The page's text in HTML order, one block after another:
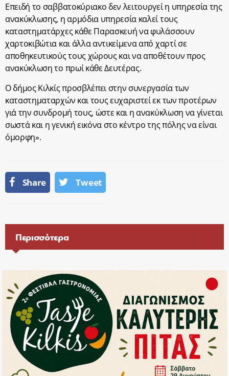
Επειδή το σαββατοκύριακο δεν λειτουργεί η υπηρεσία της
ανακύκλωσης, η αρμόδια υπηρεσία καλεί τους
καταστηματάρχες κάθε Παρασκευή να φυλάσσουν
χαρτοκιβώτια και άλλα αντικείμενα από χαρτί σε
αποθηκευτικούς τους χώρους και να αποθέτουν προς
ανακύκλωση το πρωί κάθε Δευτέρας.
Ο δήμος Κιλκίς προσβλέπει στην συνεργασία των
καταστηματαρχών και τους ευχαριστεί εκ των προτέρων
γιά την συνδρομή τους, ώστε και η ανακύκλωση να γίνεται
σωστά και η γενική εικόνα στο κέντρο της πόλης να είναι
όμορφη».
Share Tweet
Περισσότερα